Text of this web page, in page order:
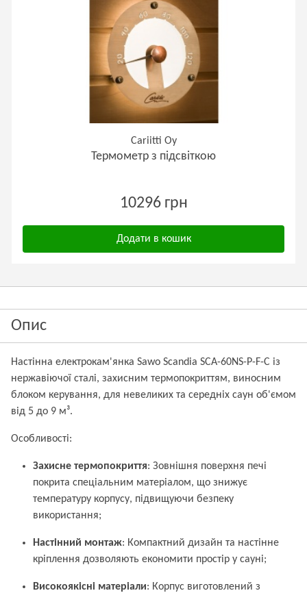
Cariitti Oy
Термометр з підсвіткою
10296 грн
Додати в кошик
Опис
Настінна електрокам'янка Sawo Scandia SCA-60NS-P-F-C із
нержавіючої сталі, захисним термопокриттям, виносним
блоком керування, для невеликих та середніх саун об'ємом
від 5 до 9 м³.
Особливості:
Захисне термопокриття: Зовнішня поверхня печі
покрита спеціальним матеріалом, що знижує
температуру корпусу, підвищуючи безпеку
використання;
Настінний монтаж: Компактний дизайн та настінне
кріплення дозволяють економити простір у сауні;
Високоякісні матеріали: Корпус виготовлений з